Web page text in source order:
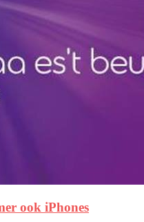
ook iPhones